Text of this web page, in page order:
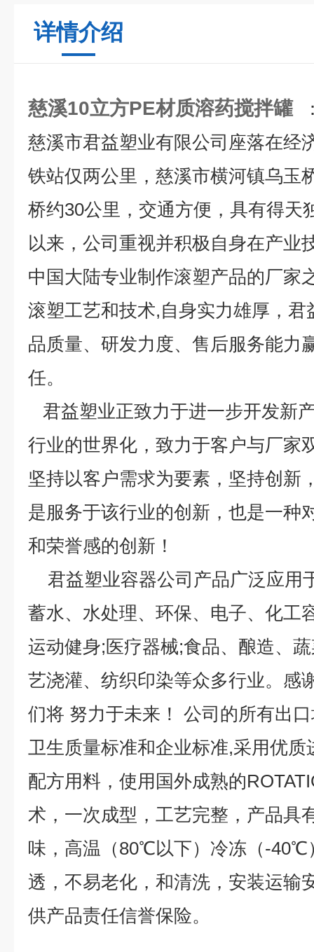
详情介绍
慈溪10立方PE材质溶药搅拌罐
慈溪市君益塑业有限公司座落在经
铁站仅两公里，慈溪市横河镇乌玉
桥约30公里，交通方便，具有得天
以来，公司重视并积极自身在产业
中国大陆专业制作滚塑产品的厂家
滚塑工艺和技术,自身实力雄厚，
品质量、研发力度、售后服务能力
任。
君益塑业正致力于进一步开发新
行业的世界化，致力于客户与厂家
坚持以客户需求为要素，坚持创新
是服务于该行业的创新，也是一种
和荣誉感的创新！
君益塑业容器公司产品广泛应用
蓄水、水处理、环保、电子、化工
运动健身;医疗器械;食品、酿造、
艺浇灌、纺织印染等众多行业。感
们将 努力于未来！ 公司的所有出
卫生质量标准和企业标准,采用优
配方用料，使用国外成熟的
术，一次成型，工艺完整，产品具
味，高温（80℃以下）冷冻（-40℃
透，不易老化，和清洗，安装运输
供产品责任信誉保险。